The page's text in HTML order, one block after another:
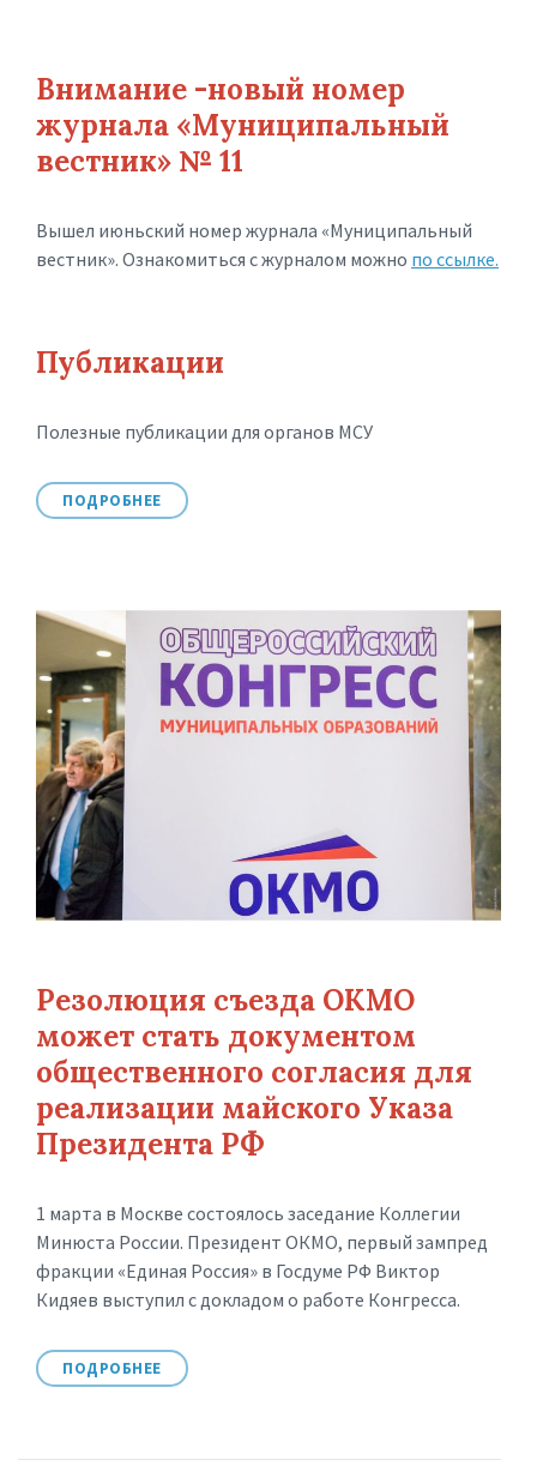
Внимание -новый номер
журнала «Муниципальный
вестник» № 11
Вышел июньский номер журнала «Муниципальный
вестник». Ознакомиться с журналом можно по ссылке.
Публикации
Полезные публикации для органов МСУ
ПОДРОБНЕЕ
Резолюция съезда ОКМО
может стать документом
общественного согласия для
реализации майского Указа
Президента РФ
1 марта в Москве состоялось заседание Коллегии
Минюста России. Президент ОКМО, первый зампред
фракции «Единая Россия» в Госдуме РФ Виктор
Кидяев выступил с докладом о работе Конгресса.
ПОДРОБНЕЕ